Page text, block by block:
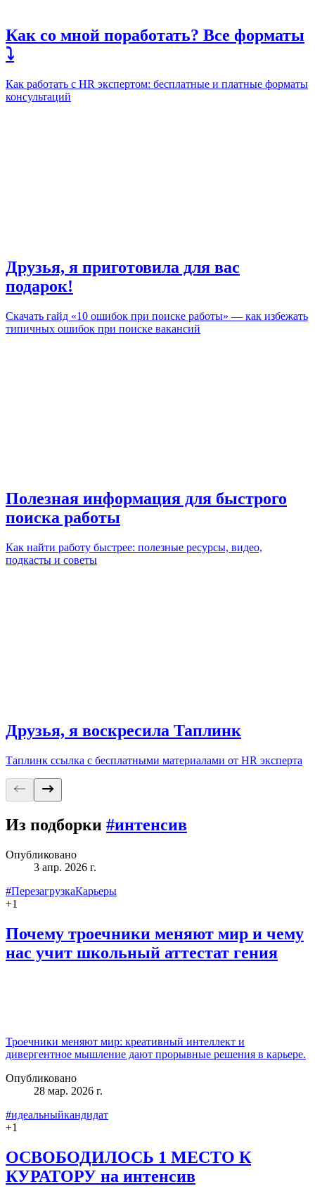
Как со мной поработать? Все форматы
⤵️
Как работать с HR экспертом: бесплатные и платные форматы
консультаций
Друзья, я приготовила для вас
подарок!
Скачать гайд «10 ошибок при поиске работы» — как избежать
типичных ошибок при поиске вакансий
Полезная информация для быстрого
поиска работы
Как найти работу быстрее: полезные ресурсы, видео,
подкасты и советы
Друзья, я воскресила Таплинк
Таплинк ссылка с бесплатными материалами от HR эксперта
Из подборки #интенсив
Опубликовано
3 апр. 2026 г.
#ПерезагрузкаКарьеры
+1
Почему троечники меняют мир и чему
нас учит школьный аттестат гения
Троечники меняют мир: креативный интеллект и
дивергентное мышление дают прорывные решения в карьере.
Опубликовано
28 мар. 2026 г.
#идеальныйкандидат
+1
ОСВОБОДИЛОСЬ 1 МЕСТО К
КУРАТОРУ на интенсив